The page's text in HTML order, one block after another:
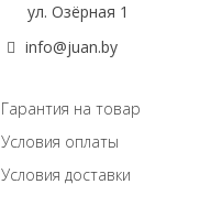
ул. Озёрная 1
info@juan.by
Гарантия на товар
Условия оплаты
Условия доставки